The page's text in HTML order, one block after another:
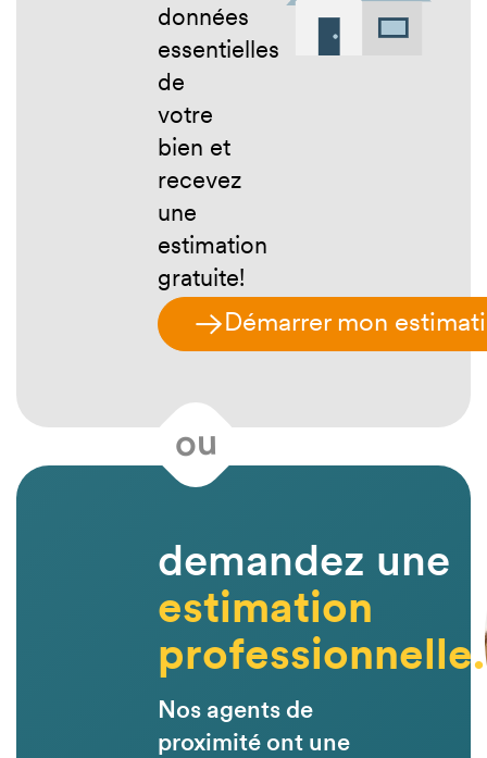
données
essentielles
de
votre
bien et
recevez
une
estimation
gratuite!
Démarrer mon
ou
demandez une
estimation
professionnelle.
Nos agents de
proximité ont une